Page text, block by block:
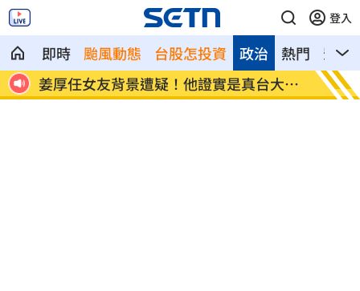
登入
即時 颱風動態 台股怎投資 熱門 影音
政治
畢
變態鬼男下手國小女童！強逼打X槍捧X液
白海
鍵